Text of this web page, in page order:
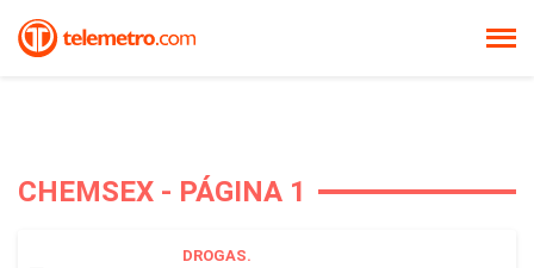
CHEMSEX - PÁGINA 1
DROGAS.